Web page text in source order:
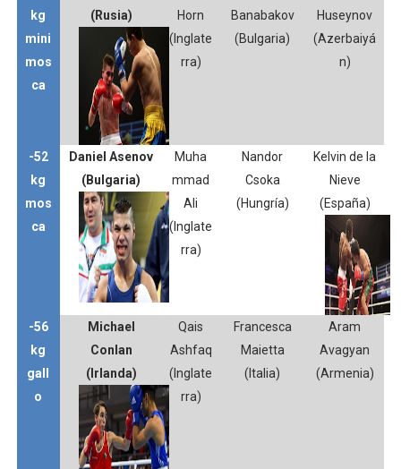
kg
mini
mos
ca
(Rusia)
Horn
(Inglate
rra)
Banabakov
(Bulgaria)
Huseynov
(Azerbaiyá
n)
-52
kg
mos
ca
Daniel Asenov
(Bulgaria)
Muha
mmad
Ali
(Inglate
rra)
Nandor
Csoka
(Hungría)
Kelvin de la
Nieve
(España)
-56
kg
gall
o
Michael
Conlan
(Irlanda)
Qais
Ashfaq
(Inglate
rra)
Francesca
Maietta
(Italia)
Aram
Avagyan
(Armenia)